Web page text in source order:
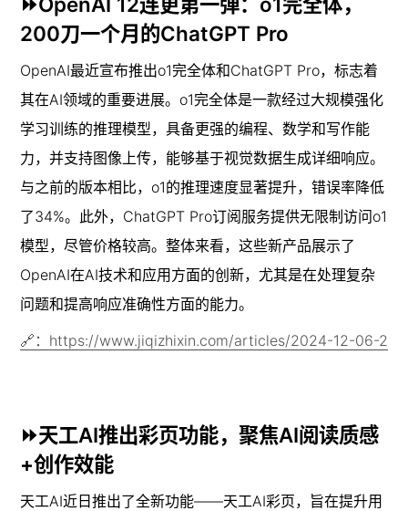
200刀一个月的ChatGPT Pro
OpenAI最近宣布推出o1完全体和ChatGPT Pro，标志着
其在AI领域的重要进展。o1完全体是一款经过大规模强化
学习训练的推理模型，具备更强的编程、数学和写作能
力，并支持图像上传，能够基于视觉数据生成详细响应。
与之前的版本相比，o1的推理速度显著提升，错误率降低
了34%。此外，ChatGPT Pro订阅服务提供无限制访问o1
模型，尽管价格较高。整体来看，这些新产品展示了
OpenAI在AI技术和应用方面的创新，尤其是在处理复杂
问题和提高响应准确性方面的能力。
🔗：https://www.jiqizhixin.com/articles/2024-12-06-2
⏩天工AI推出彩页功能，聚焦AI阅读质感
+创作效能
天工AI近日推出了全新功能——天工AI彩页，旨在提升用